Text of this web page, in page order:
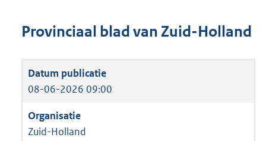
Provinciaal blad van Zuid-Holland
08-06-2026 09:00
Zuid-Holland